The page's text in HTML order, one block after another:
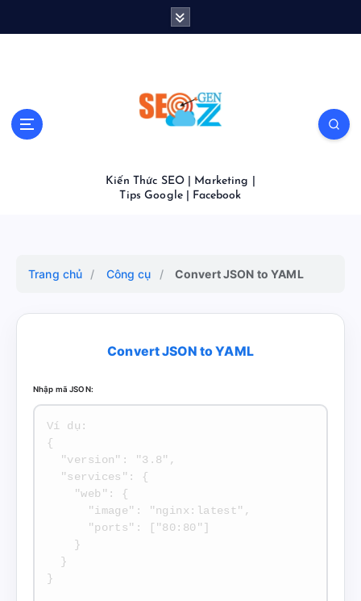
Kiến Thức SEO | Marketing |
Tips Google | Facebook
Trang chủ / Công cụ / Convert JSON to YAML
Convert JSON to YAML
Nhập mã JSON: